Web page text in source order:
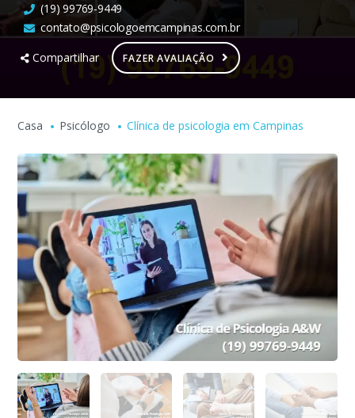
(19) 99769-9449
contato@psicologoemcampinas.com.br
Compartilhar
FAZER AVALIAÇÃO
Casa Psicólogo Clínica de psicologia em Campinas